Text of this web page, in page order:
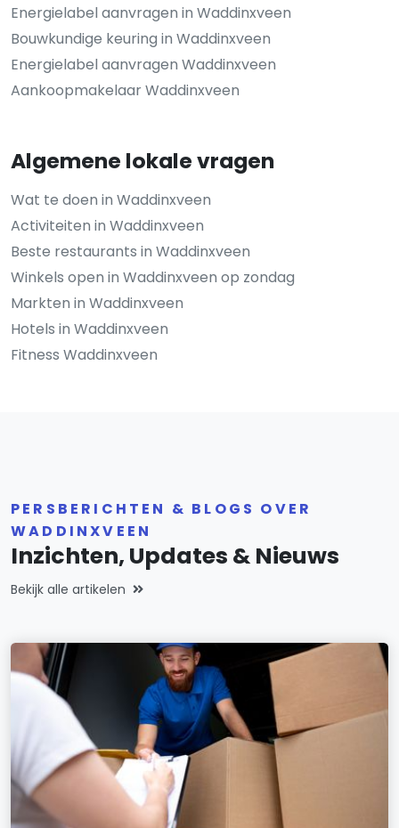
Energielabel aanvragen in Waddinxveen
Bouwkundige keuring in Waddinxveen
Energielabel aanvragen Waddinxveen
Aankoopmakelaar Waddinxveen
Algemene lokale vragen
Wat te doen in Waddinxveen
Activiteiten in Waddinxveen
Beste restaurants in Waddinxveen
Winkels open in Waddinxveen op zondag
Markten in Waddinxveen
Hotels in Waddinxveen
Fitness Waddinxveen
PERSBERICHTEN & BLOGS OVER
WADDINXVEEN
Inzichten, Updates & Nieuws
Bekijk alle artikelen